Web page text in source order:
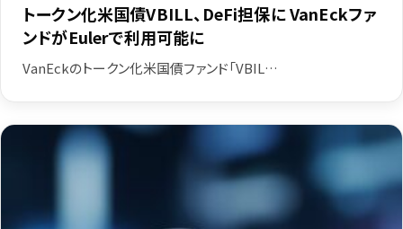
トークン化米国債VBILL、DeFi担保に VanEckファ
ンドがEulerで利用可能に
VanEckのトークン化米国債ファンド「VBIL…